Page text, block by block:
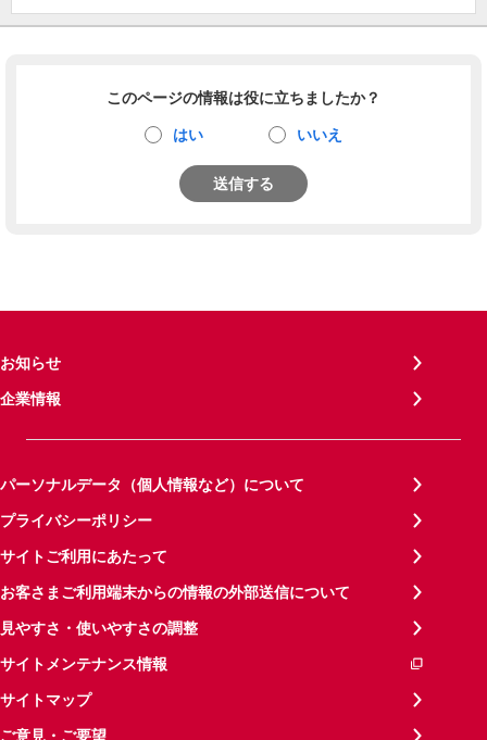
このページの情報は役に立ちましたか？
はい いいえ
送信する
お知らせ
企業情報
パーソナルデータ（個人情報など）について
プライバシーポリシー
サイトご利用にあたって
お客さまご利用端末からの情報の外部送信について
見やすさ・使いやすさの調整
サイトメンテナンス情報
サイトマップ
ご意見・ご要望